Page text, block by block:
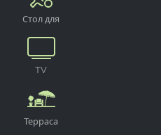
Стол для
TV
Терраса